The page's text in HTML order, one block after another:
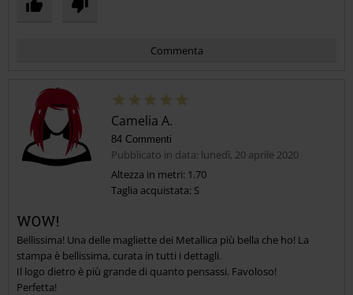
Commenta
Camelia A.
84 Commenti
Pubblicato in data: lunedì, 20 aprile 2020
Altezza in metri: 1.70
Taglia acquistata: S
WOW!
Bellissima! Una delle magliette dei Metallica più bella che ho! La
stampa è bellissima, curata in tutti i dettagli.
Il logo dietro è più grande di quanto pensassi. Favoloso!
Perfetta!